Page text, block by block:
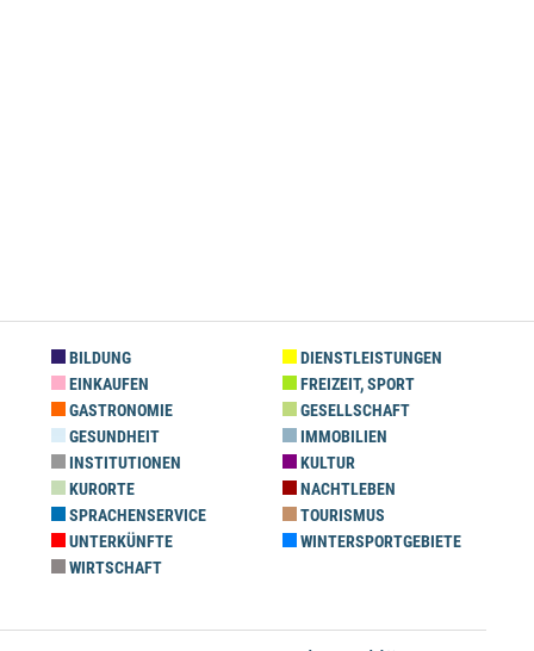
BILDUNG
DIENSTLEISTUNGEN
EINKAUFEN
FREIZEIT, SPORT
GASTRONOMIE
GESELLSCHAFT
GESUNDHEIT
IMMOBILIEN
INSTITUTIONEN
KULTUR
KURORTE
NACHTLEBEN
SPRACHENSERVICE
TOURISMUS
UNTERKÜNFTE
WINTERSPORTGEBIETE
WIRTSCHAFT